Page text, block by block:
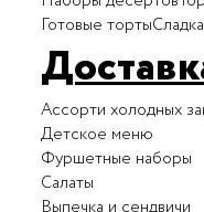
Готовые торты
Ассорти холодных
Детское меню
Фуршетные наборы
Салаты